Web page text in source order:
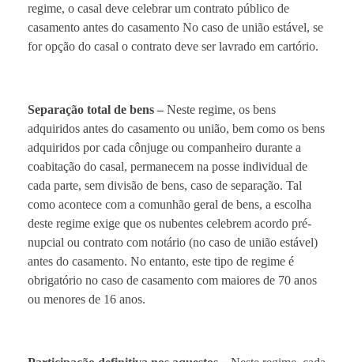
regime, o casal deve celebrar um contrato público de
casamento antes do casamento No caso de união estável, se
for opção do casal o contrato deve ser lavrado em cartório.
Separação total de bens – Neste regime, os bens
adquiridos antes do casamento ou união, bem como os bens
adquiridos por cada cônjuge ou companheiro durante a
coabitação do casal, permanecem na posse individual de
cada parte, sem divisão de bens, caso de separação. Tal
como acontece com a comunhão geral de bens, a escolha
deste regime exige que os nubentes celebrem acordo pré-
nupcial ou contrato com notário (no caso de união estável)
antes do casamento. No entanto, este tipo de regime é
obrigatório no caso de casamento com maiores de 70 anos
ou menores de 16 anos.